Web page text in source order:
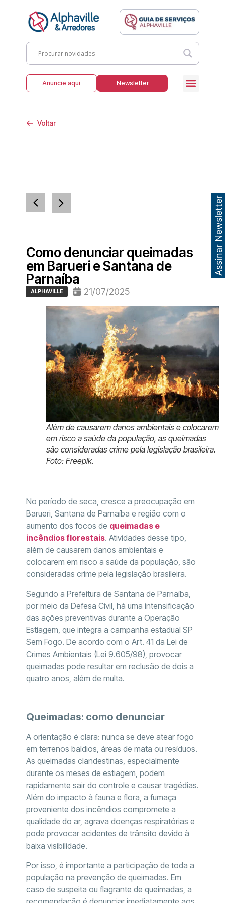
Anuncie aqui Newsletter
Voltar
Como denunciar queimadas
em Barueri e Santana de
Parnaíba
ALPHAVILLE 21/07/2025
Além de causarem danos ambientais e colocarem
em risco a saúde da população, as queimadas
são consideradas crime pela legislação brasileira.
Foto: Freepik.
No período de seca, cresce a preocupação em
Barueri, Santana de Parnaíba e região com o
aumento dos focos de queimadas e
incêndios florestais. Atividades desse tipo,
além de causarem danos ambientais e
colocarem em risco a saúde da população, são
consideradas crime pela legislação brasileira.
Segundo a Prefeitura de Santana de Parnaíba,
por meio da Defesa Civil, há uma intensificação
das ações preventivas durante a Operação
Estiagem, que integra a campanha estadual SP
Sem Fogo. De acordo com o Art. 41 da Lei de
Crimes Ambientais (Lei 9.605/98), provocar
queimadas pode resultar em reclusão de dois a
quatro anos, além de multa.
Queimadas: como denunciar
A orientação é clara: nunca se deve atear fogo
em terrenos baldios, áreas de mata ou resíduos.
As queimadas clandestinas, especialmente
durante os meses de estiagem, podem
rapidamente sair do controle e causar tragédias.
Além do impacto à fauna e flora, a fumaça
proveniente dos incêndios compromete a
qualidade do ar, agrava doenças respiratórias e
pode provocar acidentes de trânsito devido à
baixa visibilidade.
Por isso, é importante a participação de toda a
população na prevenção de queimadas. Em
caso de suspeita ou flagrante de queimadas, a
Assinar Newsletter